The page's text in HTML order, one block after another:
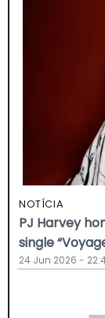
NOTÍCIA
PJ Harvey
single
24 Jun 2026 -